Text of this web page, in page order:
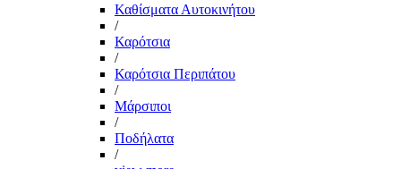
Καθίσματα Αυτοκινήτου
/
Καρότσια
/
Καρότσια Περιπάτου
/
Μάρσιποι
/
Ποδήλατα
/